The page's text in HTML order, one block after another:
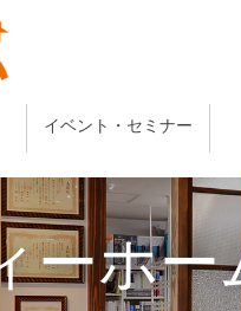
イベント・セミナー
ーホ